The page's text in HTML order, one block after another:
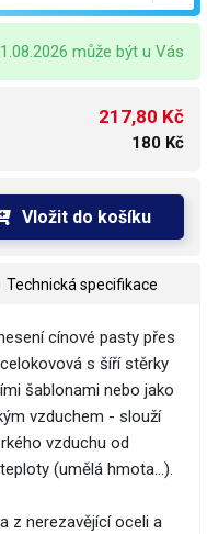
může být u Vás
217,80 Kč
180 Kč
Vložit do košíku
Technická specifikace
cínové pasty přes
s šíří stěrky
šablonami nebo jako
vzduchem - slouží
vzduchu od
(umělá hmota...).
z nerezavějící oceli a